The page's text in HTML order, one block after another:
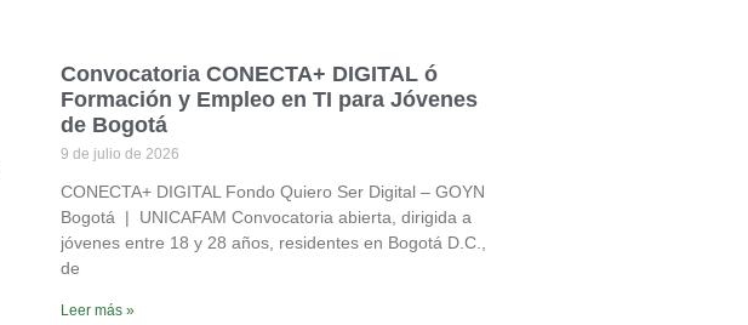
Convocatoria CONECTA+ DIGITAL ó
Formación y Empleo en TI para Jóvenes
de Bogotá
9 de julio de 2026
CONECTA+ DIGITAL Fondo Quiero Ser Digital – GOYN
Bogotá | UNICAFAM Convocatoria abierta, dirigida a
jóvenes entre 18 y 28 años, residentes en Bogotá D.C.,
de
Leer más »